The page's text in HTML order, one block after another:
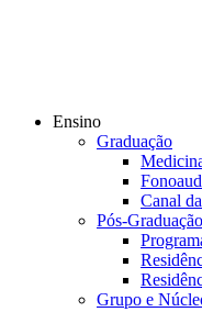
Ensino
Graduação
Canal
Pós-Graduação
Grupo e